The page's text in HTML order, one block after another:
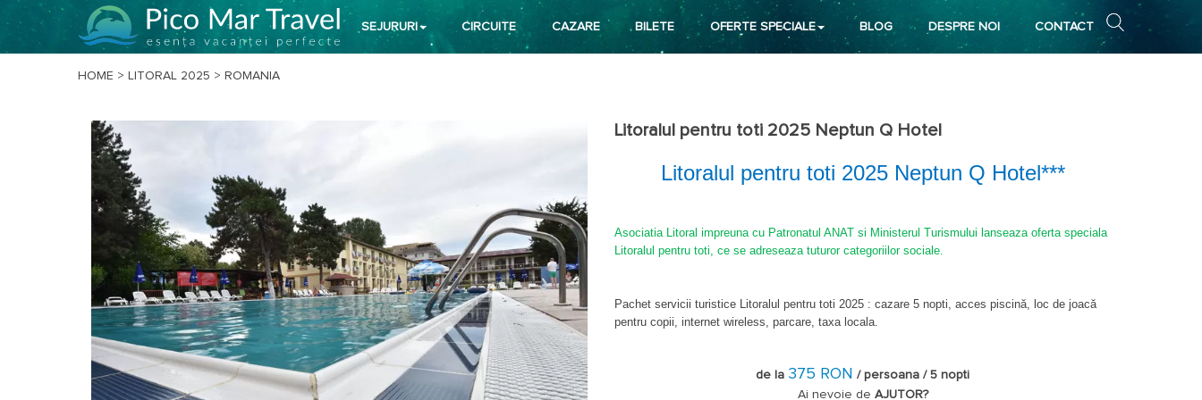
SEJURURI CIRCUITE CAZARE BILETE OFERTE SPECIALE BLOG DESPRE NOI CONTACT
HOME > LITORAL 2025 > ROMANIA
Litoralul pentru toti 2025 Neptun Q Hotel
Litoralul pentru toti 2025 Neptun Q Hotel***
Asociatia Litoral impreuna cu Patronatul ANAT si Ministerul Turismului lanseaza oferta speciala
Litoralul pentru toti, ce se adreseaza tuturor categoriilor sociale.
Pachet servicii turistice Litoralul pentru toti 2025 : cazare 5 nopti, acces piscină, loc de joacă
pentru copii, internet wireless, parcare, taxa locala.
de la 375 RON / persoana / 5 nopti
Ai nevoie de AJUTOR?